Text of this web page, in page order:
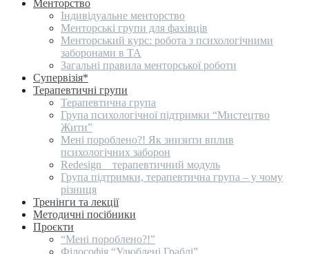
Менторство
Індивідуальне менторство
Менторські групи для фахівців
Менторський курс: робота з психологічними
заборонами в ТА
Загальні правила менторської роботи
Супервізія*
Терапевтичні групи
Терапевтична група
Група психологічної підтримки “Мистецтво
Жити”
Мені пороблено?! Як знизити вплив
психологічних заборон
Redesign _ терапевтичний модуль
Група підтримки, терапевтична група – у чому
різниця
Тренінги та лекції
Методичні посібники
Проєкти
“Мені пороблено?!”
Філософія “Улюблені Граблі”